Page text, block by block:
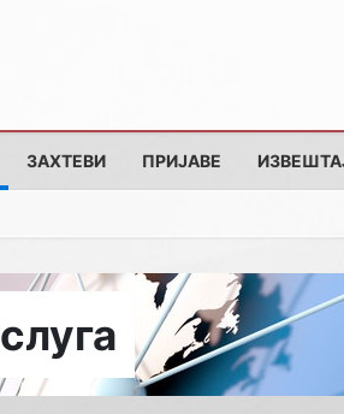
ЗАХТЕВИ ПРИЈАВЕ